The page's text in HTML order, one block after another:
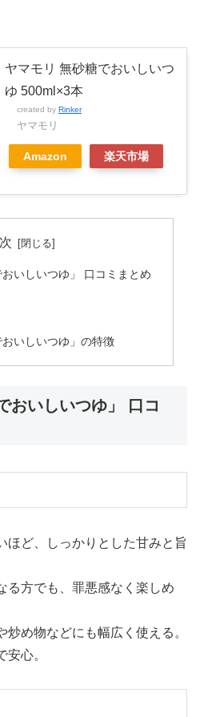
ヤマモリ 無砂糖でおいしいつ
ゆ 500ml×3本
created by Rinker
ヤマモリ
Amazon 楽天市場
いしいつゆ」 口コミまとめ
いしいつゆ」の特徴
おいしいつゆ」 口コ
ほど、しっかりとした甘みと旨
る方でも、罪悪感なく楽しめ
炒め物などにも幅広く使える。
安心。